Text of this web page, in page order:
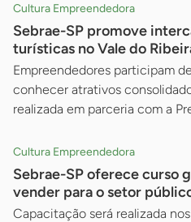
Cultura Empreendedora
Sebrae-SP promove
turísticas no Vale do
Empreendedores participam
conhecer atrativos
realizada em parceria com a
Cultura Empreendedora
Sebrae-SP oferece curso
vender para o setor
Capacitação será realizada